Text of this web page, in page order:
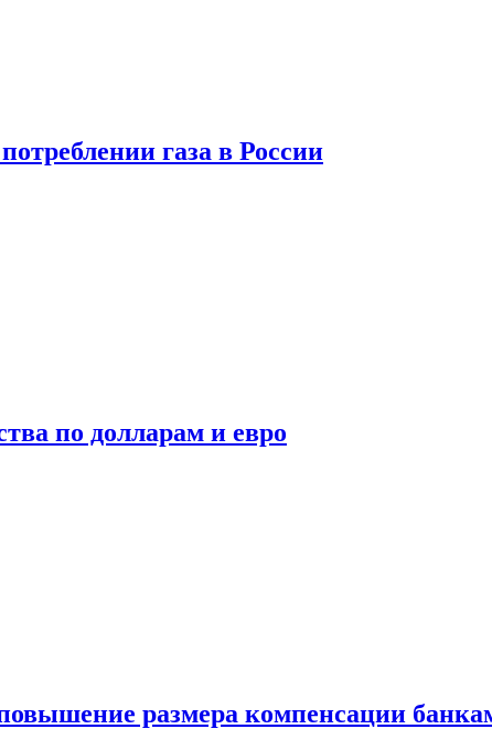
газа в России
по долларам и евро
размера компенсации